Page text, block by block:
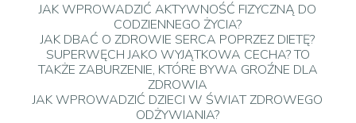
JAK WPROWADZIĆ AKTYWNOŚĆ FIZYCZNĄ DO
CODZIENNEGO ŻYCIA?
JAK DBAĆ O ZDROWIE SERCA POPRZEZ DIETĘ?
SUPERWĘCH JAKO WYJĄTKOWA CECHA? TO
TAKŻE ZABURZENIE, KTÓRE BYWA GROŹNE DLA
ZDROWIA
JAK WPROWADZIĆ DZIECI W ŚWIAT ZDROWEGO
ODŻYWIANIA?